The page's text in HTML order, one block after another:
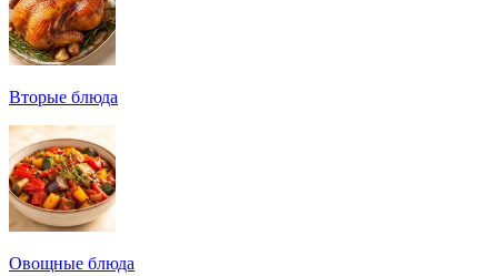
Вторые блюда
Овощные блюда